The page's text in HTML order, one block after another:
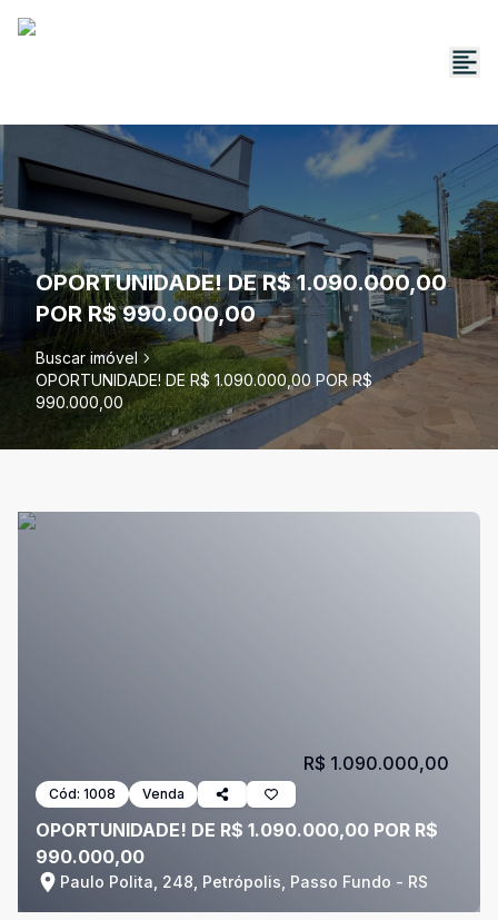
OPORTUNIDADE! DE R$ 1.090.000,00
POR R$ 990.000,00
Buscar imóvel
OPORTUNIDADE! DE R$ 1.090.000,00 POR R$
990.000,00
Cód: 1008 Venda
OPORTUNIDADE! DE R$ 1.090.000,00 POR R$
990.000,00
Paulo Polita, 248, Petrópolis, Passo Fundo - RS
R$ 1.090.000,00